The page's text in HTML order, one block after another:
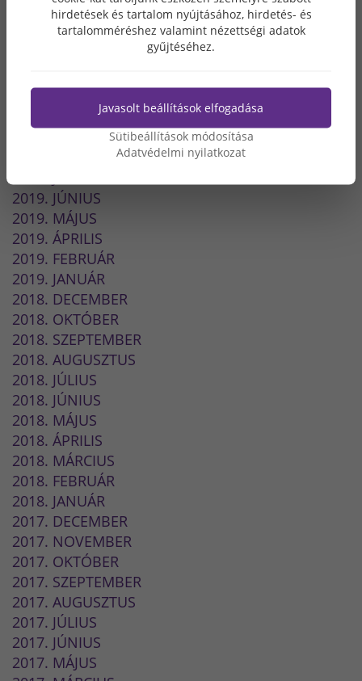
2020. JÚNIUS
2020. MÁJUS
2020. FEBRUÁR
2020. JANUÁR
2019. NOVEMBER
2019. SZEPTEMBER
2019. JÚNIUS
2019. MÁJUS
2019. ÁPRILIS
2019. FEBRUÁR
2019. JANUÁR
2018. DECEMBER
2018. OKTÓBER
2018. SZEPTEMBER
2018. AUGUSZTUS
2018. JÚLIUS
2018. JÚNIUS
2018. MÁJUS
2018. ÁPRILIS
2018. MÁRCIUS
2018. FEBRUÁR
2018. JANUÁR
2017. DECEMBER
2017. NOVEMBER
2017. OKTÓBER
2017. SZEPTEMBER
2017. AUGUSZTUS
2017. JÚLIUS
2017. JÚNIUS
2017. MÁJUS
hirdetések és tartalom nyújtásához, hirdetés- és
tartalomméréshez valamint nézettségi adatok
gyűjtéséhez.
Javasolt beállítások elfogadása
Sütibeállítások módosítása
Adatvédelmi nyilatkozat